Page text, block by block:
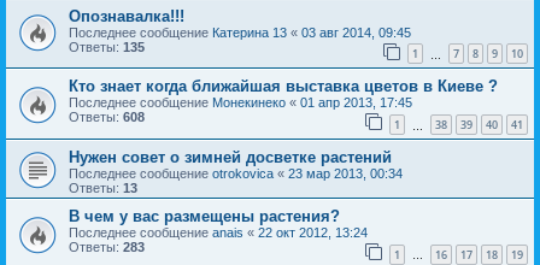
Опознавалка!!!
Последнее сообщение Катерина 13 « 03 авг 2014, 09:45
Ответы: 135 1 7 8 9 10
Кто знает когда ближайшая выставка цветов в Киеве ?
Последнее сообщение Монекинеко « 01 апр 2013, 17:45
Ответы: 608 1 38 39 40 41
Нужен совет о зимней досветке растений
Последнее сообщение otrokovica « 23 мар 2013, 00:34
Ответы: 13
В чем у вас размещены растения?
Последнее сообщение anais « 22 окт 2012, 13:24
Ответы: 283 1 … 16 17 18 19